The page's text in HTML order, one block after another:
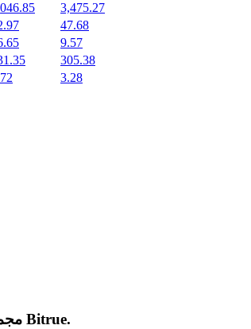
3,475.27
47.68
9.57
305.38
3.28
Bitrue.